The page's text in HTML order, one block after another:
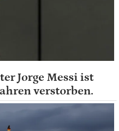
Jorge Messi ist
verstorben.